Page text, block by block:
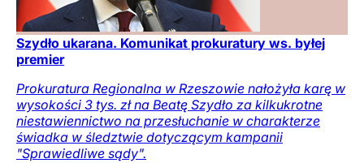
Szydło ukarana. Komunikat prokuratury ws. byłej
premier
Prokuratura Regionalna w Rzeszowie nałożyła karę w
wysokości 3 tys. zł na Beatę Szydło za kilkukrotne
niestawiennictwo na przesłuchanie w charakterze
świadka w śledztwie dotyczącym kampanii
"Sprawiedliwe sądy".